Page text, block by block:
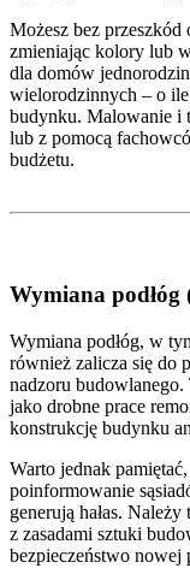
Możesz bez
zmieniając kolory lub
dla domów
wielorodzinnych – o ile
budynku. Malowanie i
lub z pomocą
budżetu.
Wymiana podłóg
Wymiana podłóg, w
również zalicza się do
nadzoru
jako drobne prace
konstrukcję budynku
Warto jednak
poinformowanie
generują hałas.
z zasadami sztuki
bezpieczeństwo nowej